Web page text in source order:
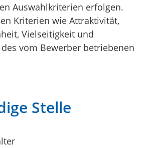
Auswahlkriterien erfolgen.
Kriterien wie Attraktivität,
Vielseitigkeit und
vom Bewerber betriebenen
Stelle